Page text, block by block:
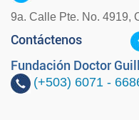
9a. Calle Pte. No. 4919,
Contáctenos
Fundación Doctor
(+503) 6071 -